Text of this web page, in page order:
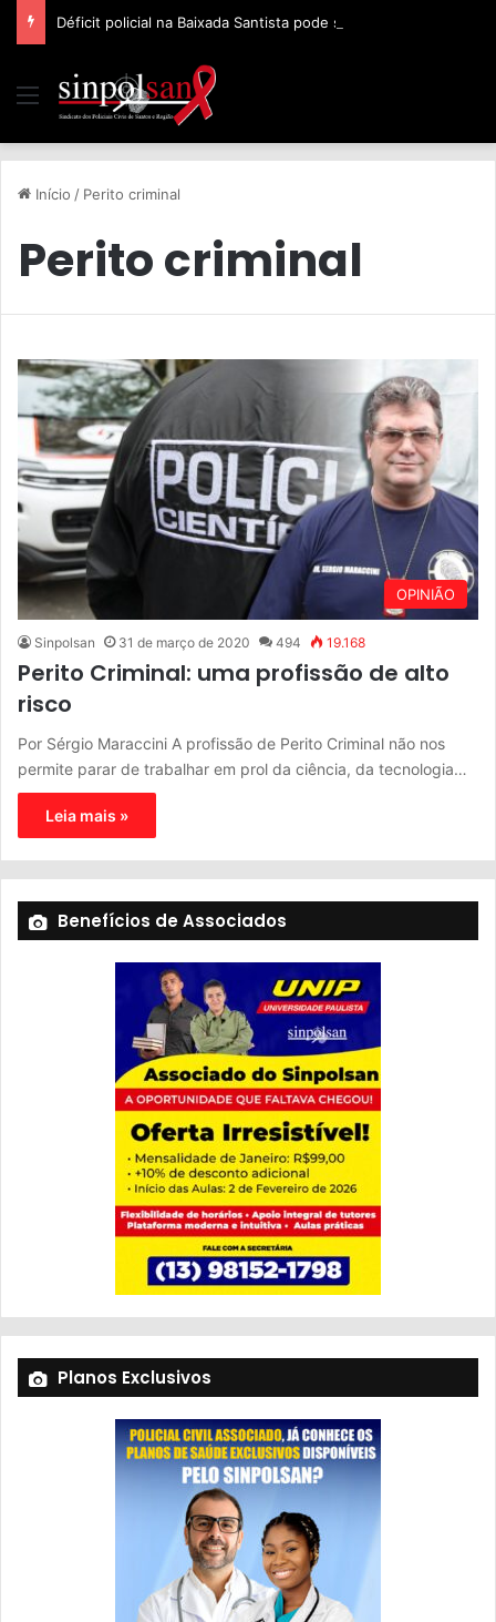
Início / Perito criminal
Perito criminal
OPINIÃO
Sinpolsan 31 de março de 2020 494 19.168
Perito Criminal: uma profissão de alto
risco
Por Sérgio Maraccini A profissão de Perito Criminal não nos
permite parar de trabalhar em prol da ciência, da tecnologia…
Leia mais »
Benefícios de Associados
Planos Exclusivos